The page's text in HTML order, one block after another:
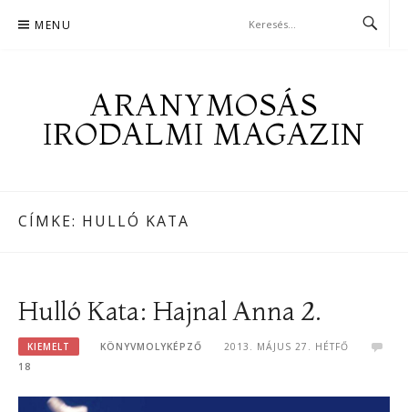
MENU
ARANYMOSÁS
IRODALMI MAGAZIN
CÍMKE: HULLÓ KATA
Hulló Kata: Hajnal Anna 2.
KIEMELT KÖNYVMOLYKÉPZŐ
2013. MÁJUS 27. HÉTFŐ
18